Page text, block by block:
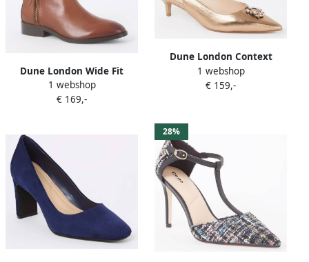
Dune London Wide Fit
Parklyn enkellaarsje van
leer met horsebit
1 webshop
€ 169,-
Dune London Context
slingback van leer met
strass
1 webshop
€ 159,-
28%